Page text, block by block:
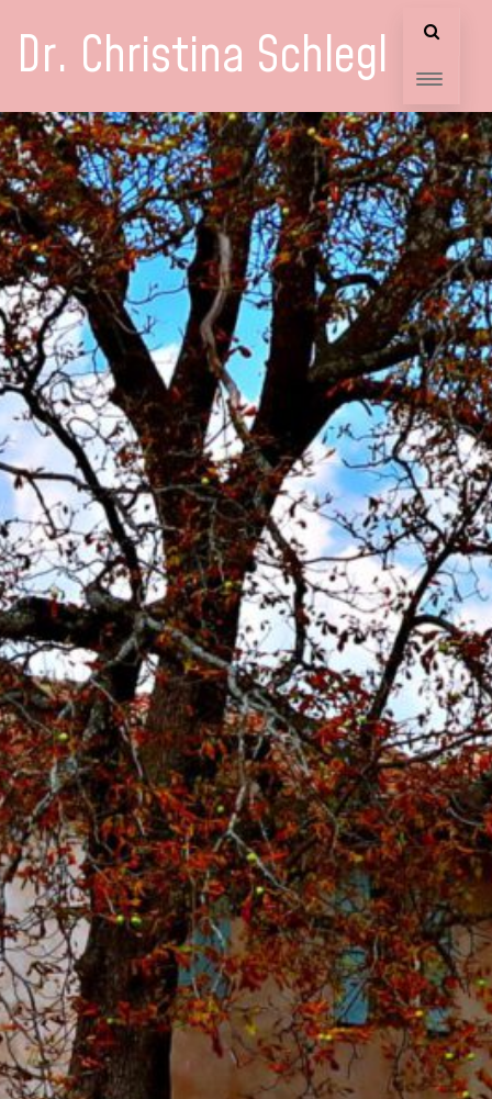
Dr. Christina Schlegl